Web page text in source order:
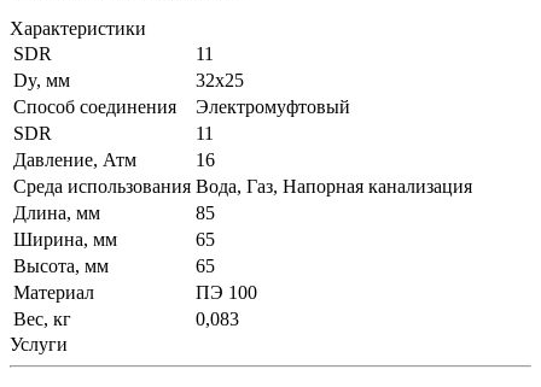
Характеристики
SDR
11
Dy, мм
32х25
Способ соединения
Электромуфтовый
SDR
11
Давление, Атм
16
Среда использования Вода, Газ, Напорная канализация
Длина, мм
85
Ширина, мм
65
Высота, мм
65
Материал
ПЭ 100
Вес, кг
0,083
Услуги